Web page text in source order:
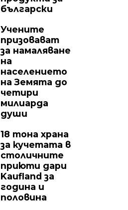
български
Учените
призовават
за намаляване
на
населението
на Земята до
четири
милиарда
души
18 тона храна
за кучетата в
столичните
приюти дари
Kaufland за
година и
половина